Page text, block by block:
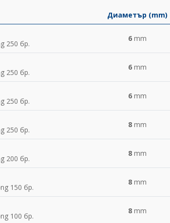
Диаметър (mm)
250 бр.
6 mm
250 бр.
6 mm
250 бр.
6 mm
250 бр.
8 mm
200 бр.
8 mm
150 бр.
8 mm
100 бр.
8 mm